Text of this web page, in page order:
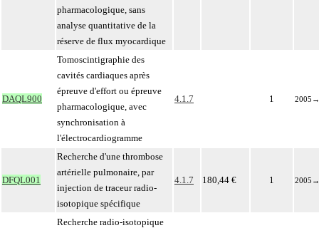
pharmacologique, sans
analyse quantitative de la
réserve de flux myocardique
DAQL900
Tomoscintigraphie des
cavités cardiaques après
épreuve d'effort ou épreuve
pharmacologique, avec
synchronisation à
l'électrocardiogramme
4.1.7 1 2005 →
DFQL001
Recherche d'une thrombose
artérielle pulmonaire, par
injection de traceur radio-
isotopique spécifique
4.1.7 180,44 € 1 2005 →
Recherche radio-isotopique